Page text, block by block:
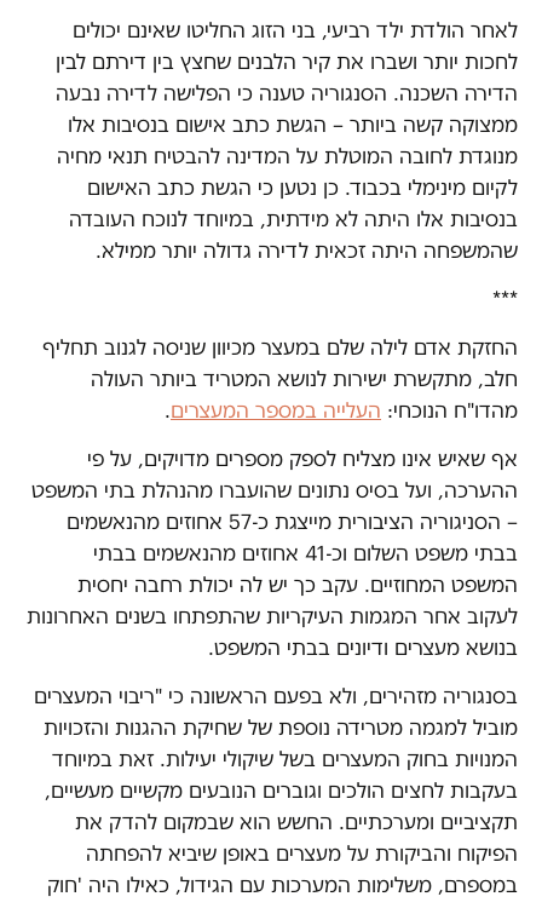
לאחר הולדת ילד רביעי, בני הזוג החליטו שאינם יכולים
לחכות יותר ושברו את קיר הלבנים שחצץ בין דירתם לבין
הדירה השכנה. הסנגוריה טענה כי הפלישה לדירה נבעה
ממצוקה קשה ביותר – הגשת כתב אישום בנסיבות אלו
מנוגדת לחובה המוטלת על המדינה להבטיח תנאי מחיה
לקיום מינימלי בכבוד. כן נטען כי הגשת כתב האישום
בנסיבות אלו היתה לא מידתית, במיוחד לנוכח העובדה
שהמשפחה היתה זכאית לדירה גדולה יותר ממילא.
***
החזקת אדם לילה שלם במעצר מכיוון שניסה לגנוב תחליף
חלב, מתקשרת ישירות לנושא המטריד ביותר העולה
מהדו"ח הנוכחי: העלייה במספר המעצרים.
אף שאיש אינו מצליח לספק מספרים מדויקים, על פי
ההערכה, ועל בסיס נתונים שהועברו מהנהלת בתי המשפט
– הסניגוריה הציבורית מייצגת כ-57 אחוזים מהנאשמים
בבתי משפט השלום וכ-41 אחוזים מהנאשמים בבתי
המשפט המחוזיים. עקב כך יש לה יכולת רחבה יחסית
לעקוב אחר המגמות העיקריות שהתפתחו בשנים האחרונות
בנושא מעצרים ודיונים בבתי המשפט.
בסנגוריה מזהירים, ולא בפעם הראשונה כי "ריבוי המעצרים
מוביל למגמה מטרידה נוספת של שחיקת ההגנות והזכויות
המנויות בחוק המעצרים בשל שיקולי יעילות. זאת במיוחד
בעקבות לחצים הולכים וגוברים הנובעים מקשיים מעשיים,
תקציביים ומערכתיים. החשש הוא שבמקום להדק את
הפיקוח והביקורת על מעצרים באופן שיביא להפחתה
במספרם, משלימות המערכות עם הגידול, כאילו היה 'חוק